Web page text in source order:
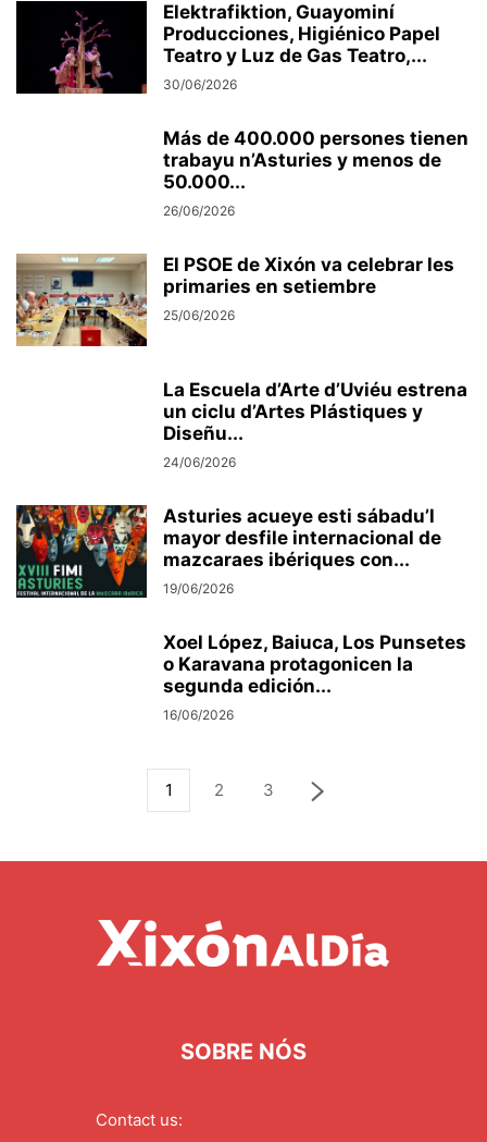
Elektrafiktion, Guayominí
Producciones, Higiénico Papel
Teatro y Luz de Gas Teatro,...
30/06/2026
Más de 400.000 persones tienen
trabayu n’Asturies y menos de
50.000...
26/06/2026
El PSOE de Xixón va celebrar les
primaries en setiembre
25/06/2026
La Escuela d’Arte d’Uviéu estrena
un ciclu d’Artes Plástiques y
Diseñu...
24/06/2026
Asturies acueye esti sábadu’l
mayor desfile internacional de
mazcaraes ibériques con...
19/06/2026
Xoel López, Baiuca, Los Punsetes
o Karavana protagonicen la
segunda edición...
16/06/2026
1 2 3
SOBRE NÓS
Contact us: